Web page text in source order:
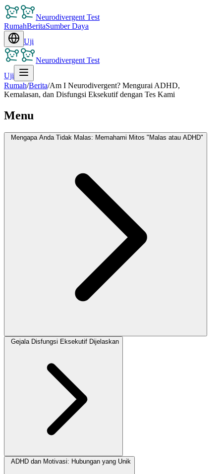
Neurodivergent Test
RumahBeritaSumber Daya
Uji
Neurodivergent Test
Uji
Rumah/Berita/Am I Neurodivergent? Mengurai ADHD,
Kemalasan, dan Disfungsi Eksekutif dengan Tes Kami
Menu
Mengapa Anda Tidak Malas: Memahami Mitos "Malas atau ADHD"
Gejala Disfungsi Eksekutif Dijelaskan
ADHD dan Motivasi: Hubungan yang Unik